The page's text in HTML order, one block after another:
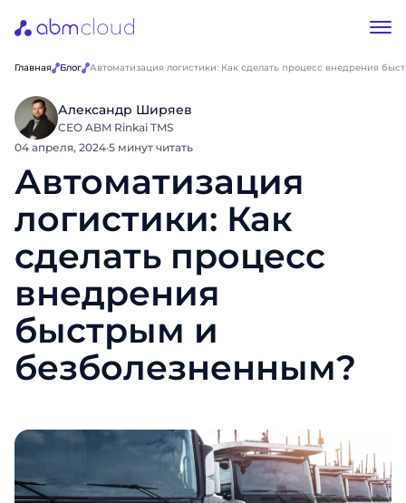
Главная Блог Автоматизация логистики: Как сделать процесс внедрения
Александр Ширяев
CEO ABM Rinkai TMS
04 апреля, 2024·5 минут читать
Автоматизация
логистики: Как
сделать процесс
внедрения
быстрым и
безболезненным?